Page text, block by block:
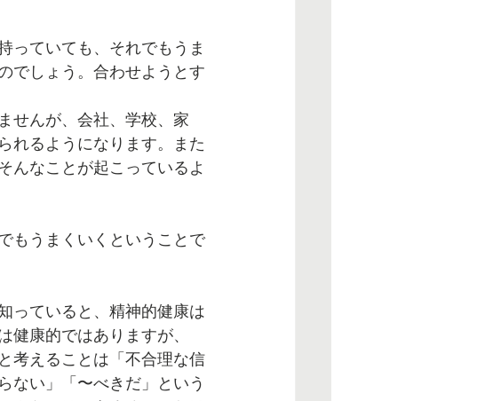
っていても、それでもうま
でしょう。合わせようとす
せんが、会社、学校、家
れるようになります。また
んなことが起こっているよ
もうまくいくということで
っていると、精神的健康は
康的ではありますが、
考えることは「不合理な信
ない」「〜べきだ」という